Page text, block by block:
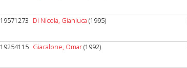
19571273 Di Nicola, Gianluca (1995)
19254115 Giacalone, Omar(1992)